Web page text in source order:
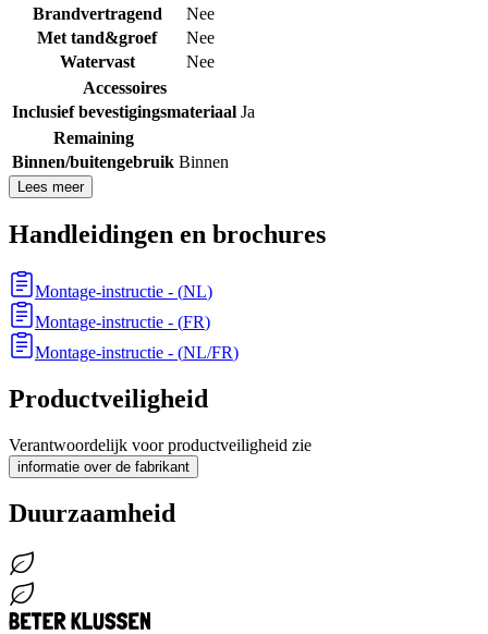
Brandvertragend
Nee
Met tand&groef
Nee
Watervast
Nee
Accessoires
Inclusief bevestigingsmateriaal Ja
Remaining
Binnen/buitengebruik Binnen
Lees meer
Handleidingen en brochures
Montage-instructie - (NL)
Montage-instructie - (FR)
Montage-instructie - (NL/FR)
Productveiligheid
Verantwoordelijk voor productveiligheid zie
informatie over de fabrikant
Duurzaamheid